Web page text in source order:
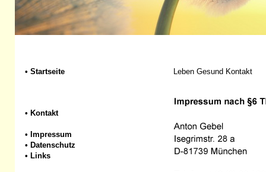
• Startseite
• Kontakt
• Impressum
• Datenschutz
• Links
Leben Gesund Kontakt